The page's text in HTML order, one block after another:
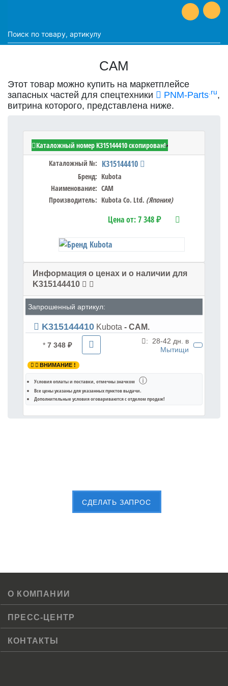
CAM
Этот товар можно купить на маркетплейсе
запасных частей для спецтехники
PNM-Parts.ru,
витрина которого, представлена ниже.
Kubota K315144410 - CAM
Каталожный №: K315144410
Бренд: Kubota
Наименование: CAM
Производитель: Kubota Co. Ltd. (Япония)
Цена от:7 348 ₽
Каталожный номер K315144410 скопирован!
Информация о ценах и о наличии для
K315144410
Запрошенный артикул:
K315144410 Kubota - CAM.
* 7 348 ₽ : 28-42 дн. в
Мытищи
ВНИМАНИЕ !
Условия оплаты и поставки, отмечны значком ⓘ
Все цены указаны дляуказанных пунктов выдачи.
Дополнительные условия оговариваются с отделом продаж!
CДЕЛАТЬ ЗАПРОС
О КОМПАНИИ
ПРЕСС-ЦЕНТР
КОНТАКТЫ